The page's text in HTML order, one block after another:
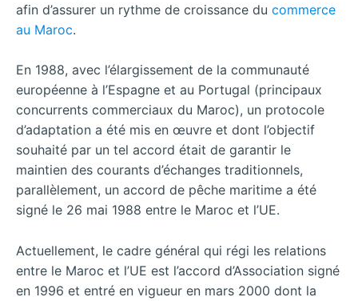
afin d’assurer un rythme de croissance du commerce
au Maroc.
En 1988, avec l’élargissement de la communauté
européenne à l’Espagne et au Portugal (principaux
concurrents commerciaux du Maroc), un protocole
d’adaptation a été mis en œuvre et dont l’objectif
souhaité par un tel accord était de garantir le
maintien des courants d’échanges traditionnels,
parallèlement, un accord de pêche maritime a été
signé le 26 mai 1988 entre le Maroc et l’UE.
Actuellement, le cadre général qui régi les relations
entre le Maroc et l’UE est l’accord d’Association signé
en 1996 et entré en vigueur en mars 2000 dont la